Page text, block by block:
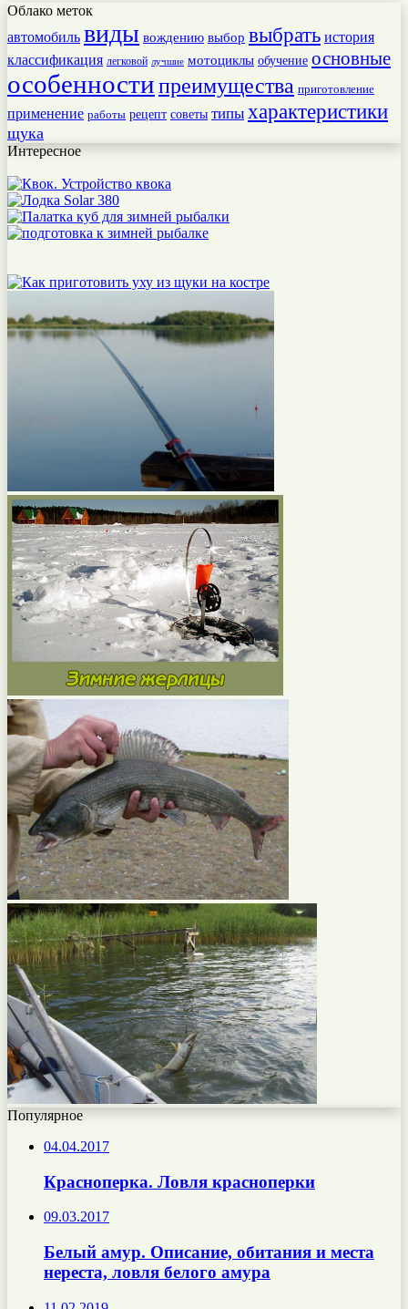
Облако меток
автомобиль виды вождению выбор выбрать история
классификация легковой лучшие мотоциклы обучение основные
особенностипреимущества приготовление
применение работы рецепт советы типы характеристики
щука
Интересное
Популярное
04.04.2017
Красноперка. Ловля красноперки
09.03.2017
Белый амур. Описание, обитания и места
нереста, ловля белого амура